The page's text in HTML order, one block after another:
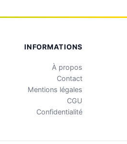
INFORMATIONS
À propos
Contact
Mentions légales
CGU
Confidentialité